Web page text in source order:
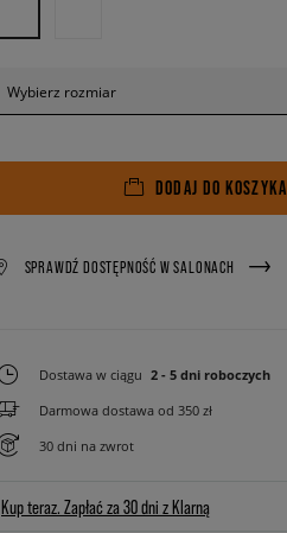
Wybierz rozmiar
DODAJ DO KOSZYKA
SPRAWDŹ DOSTĘPNOŚĆ W SALONACH
Dostawa w ciągu 2 - 5 dni roboczych
Darmowa dostawa od 350 zł
30 dni na zwrot
Kup teraz. Zapłać za 30 dni z Klarną